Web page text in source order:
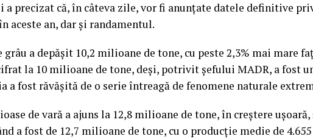
precizat că, în câteva zile, vor fi anunţate datele definitive
aceste an, dar şi randamentul.
grâu a depăşit 10,2 milioane de tone, cu peste 2,3% mai mare
la 10 milioane de tone, deşi, potrivit şefului MADR, a fost
a fost răvăşită de o serie întreagă de fenomene naturale
de vară a ajuns la 12,8 milioane de tone, în creştere uşoară,
a fost de 12,7 milioane de tone, cu o producţie medie de